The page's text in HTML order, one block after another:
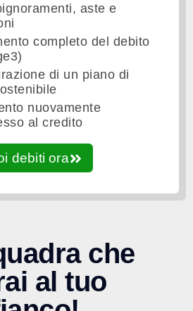
aste e
completo del debito
di un piano di
nuovamente
al credito
è gratuita.
debiti ora
che
al tuo